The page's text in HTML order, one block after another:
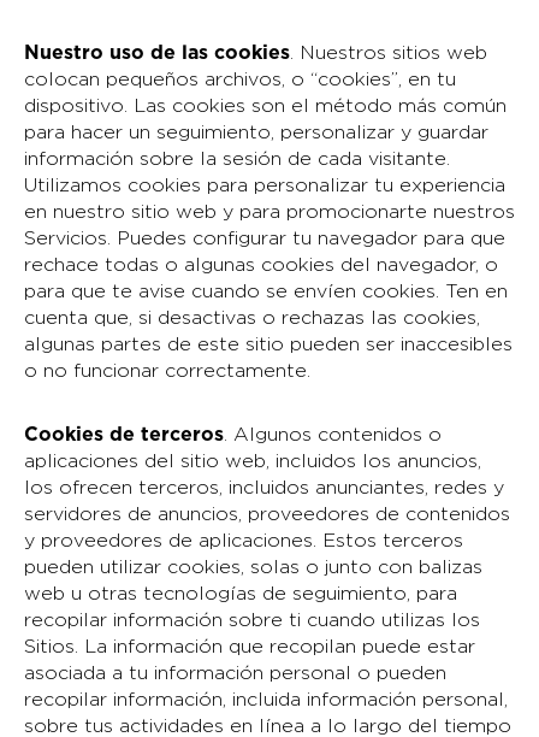
Nuestro uso de las cookies . Nuestros sitios web
colocan pequeños archivos, o “cookies”, en tu
dispositivo. Las cookies son el método más común
para hacer un seguimiento, personalizar y guardar
información sobre la sesión de cada visitante.
Utilizamos cookies para personalizar tu experiencia
en nuestro sitio web y para promocionarte nuestros
Servicios. Puedes configurar tu navegador para que
rechace todas o algunas cookies del navegador, o
para que te avise cuando se envíen cookies. Ten en
cuenta que, si desactivas o rechazas las cookies,
algunas partes de este sitio pueden ser inaccesibles
o no funcionar correctamente.
Cookies de terceros . Algunos contenidos o
aplicaciones del sitio web, incluidos los anuncios,
los ofrecen terceros, incluidos anunciantes, redes y
servidores de anuncios, proveedores de contenidos
y proveedores de aplicaciones. Estos terceros
pueden utilizar cookies, solas o junto con balizas
web u otras tecnologías de seguimiento, para
recopilar información sobre ti cuando utilizas los
Sitios. La información que recopilan puede estar
asociada a tu información personal o pueden
recopilar información, incluida información personal,
sobre tus actividades en línea a lo largo del tiempo